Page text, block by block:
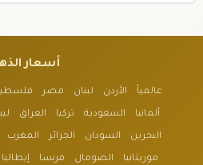
أسعار
عالمياً الأردن لبنان مصر
ألمانيا السعودية تركيا العراق
البحرين السودان الجزائر المغرب
موريتانيا الصومال فرنسا إيطاليا